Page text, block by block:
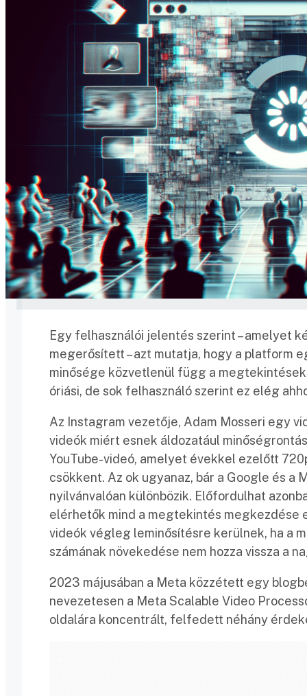
Egy felhasználói jelentés szerint – amelyet
megerősített – azt mutatja, hogy a platform
minősége közvetlenül függ a
óriási, de sok felhasználó szerint ez elég
Az Instagram vezetője, Adam Mosseri egy
videók miért esnek áldozatául
YouTube-videó, amelyet évekkel ezelőtt
csökkent. Az ok ugyanaz, bár a Google és a
nyilvánvalóan különbözik. Előfordulhat
elérhetők mind a megtekintés megkezdése
videók végleg leminősítésre kerülnek, ha a
számának növekedése nem hozza vissza a
2023 májusában a Meta közzétett egy
nevezetesen a Meta Scalable Video
oldalára koncentrált, felfedett néhány